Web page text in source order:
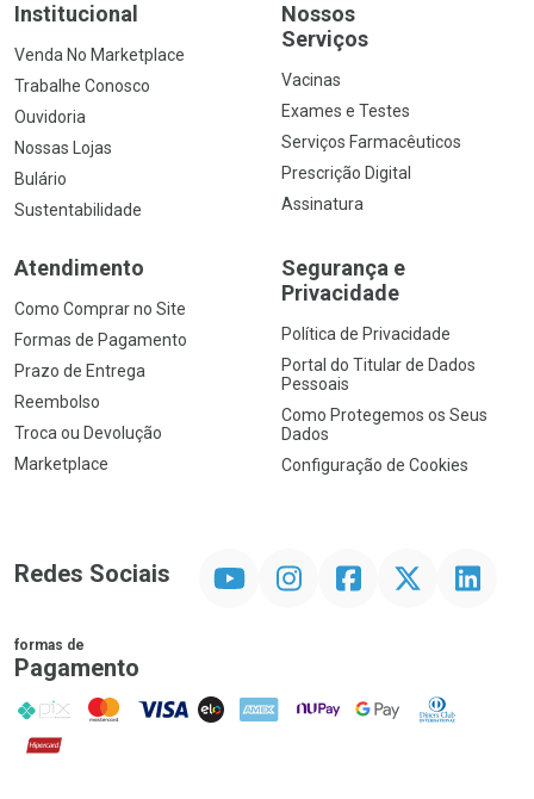
Institucional
Venda No Marketplace
Trabalhe Conosco
Ouvidoria
Nossas Lojas
Bulário
Sustentabilidade
Nossos
Serviços
Vacinas
Exames e Testes
Serviços Farmacêuticos
Prescrição Digital
Assinatura
Atendimento
Como Comprar no Site
Formas de Pagamento
Prazo de Entrega
Reembolso
Troca ou Devolução
Marketplace
Segurança e
Privacidade
Política de Privacidade
Portal do Titular de Dados
Pessoais
Como Protegemos os Seus
Dados
Configuração de Cookies
Redes Sociais InstagramFacebookTwitter Linkedin
formas de
Pagamento
PIX MasterCard
VISA ELO AMEX NuPay Google PayDiners Club
Hipercard